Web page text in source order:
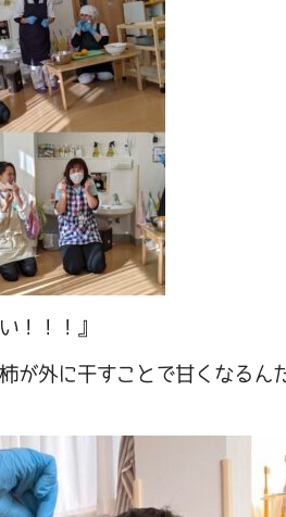
！！！』
が外に干すことで甘くなるん